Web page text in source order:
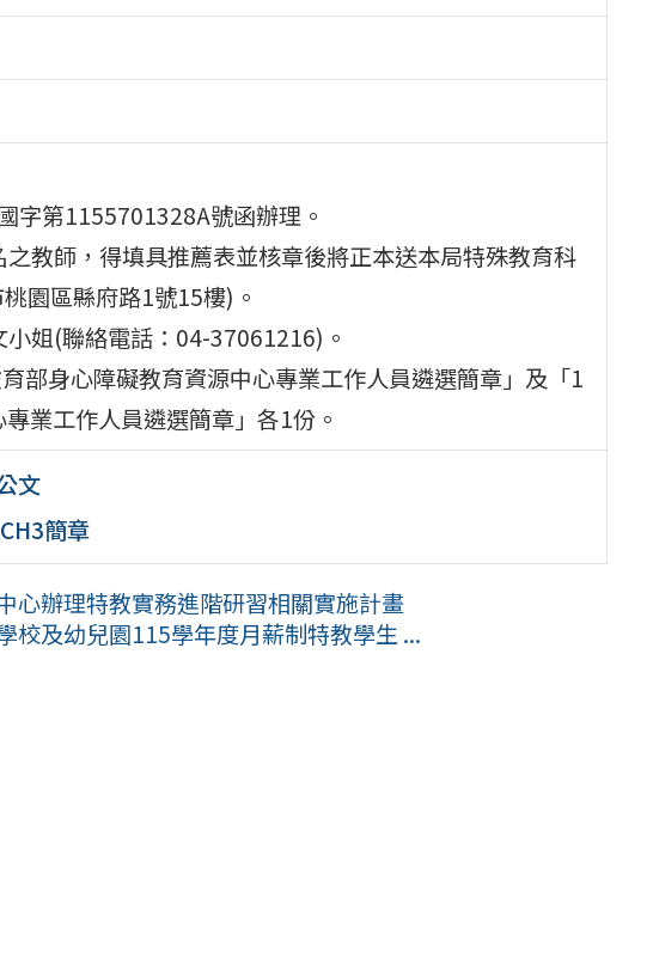
字第1155701328A號函辦理。
教師，得填具推薦表並核章後將正本送本局特殊教育科
園區縣府路1號15樓)。
姐(聯絡電話：04-37061216)。
部身心障礙教育資源中心專業工作人員遴選簡章」及「1
業工作人員遴選簡章」各1份。
文
簡章
心辦理特教實務進階研習相關實施計畫
校及幼兒園115學年度月薪制特教學生 ...